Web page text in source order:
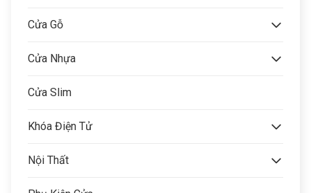
Cửa Gỗ
Cửa Nhựa
Cửa Slim
Khóa Điện Tử
Nội Thất